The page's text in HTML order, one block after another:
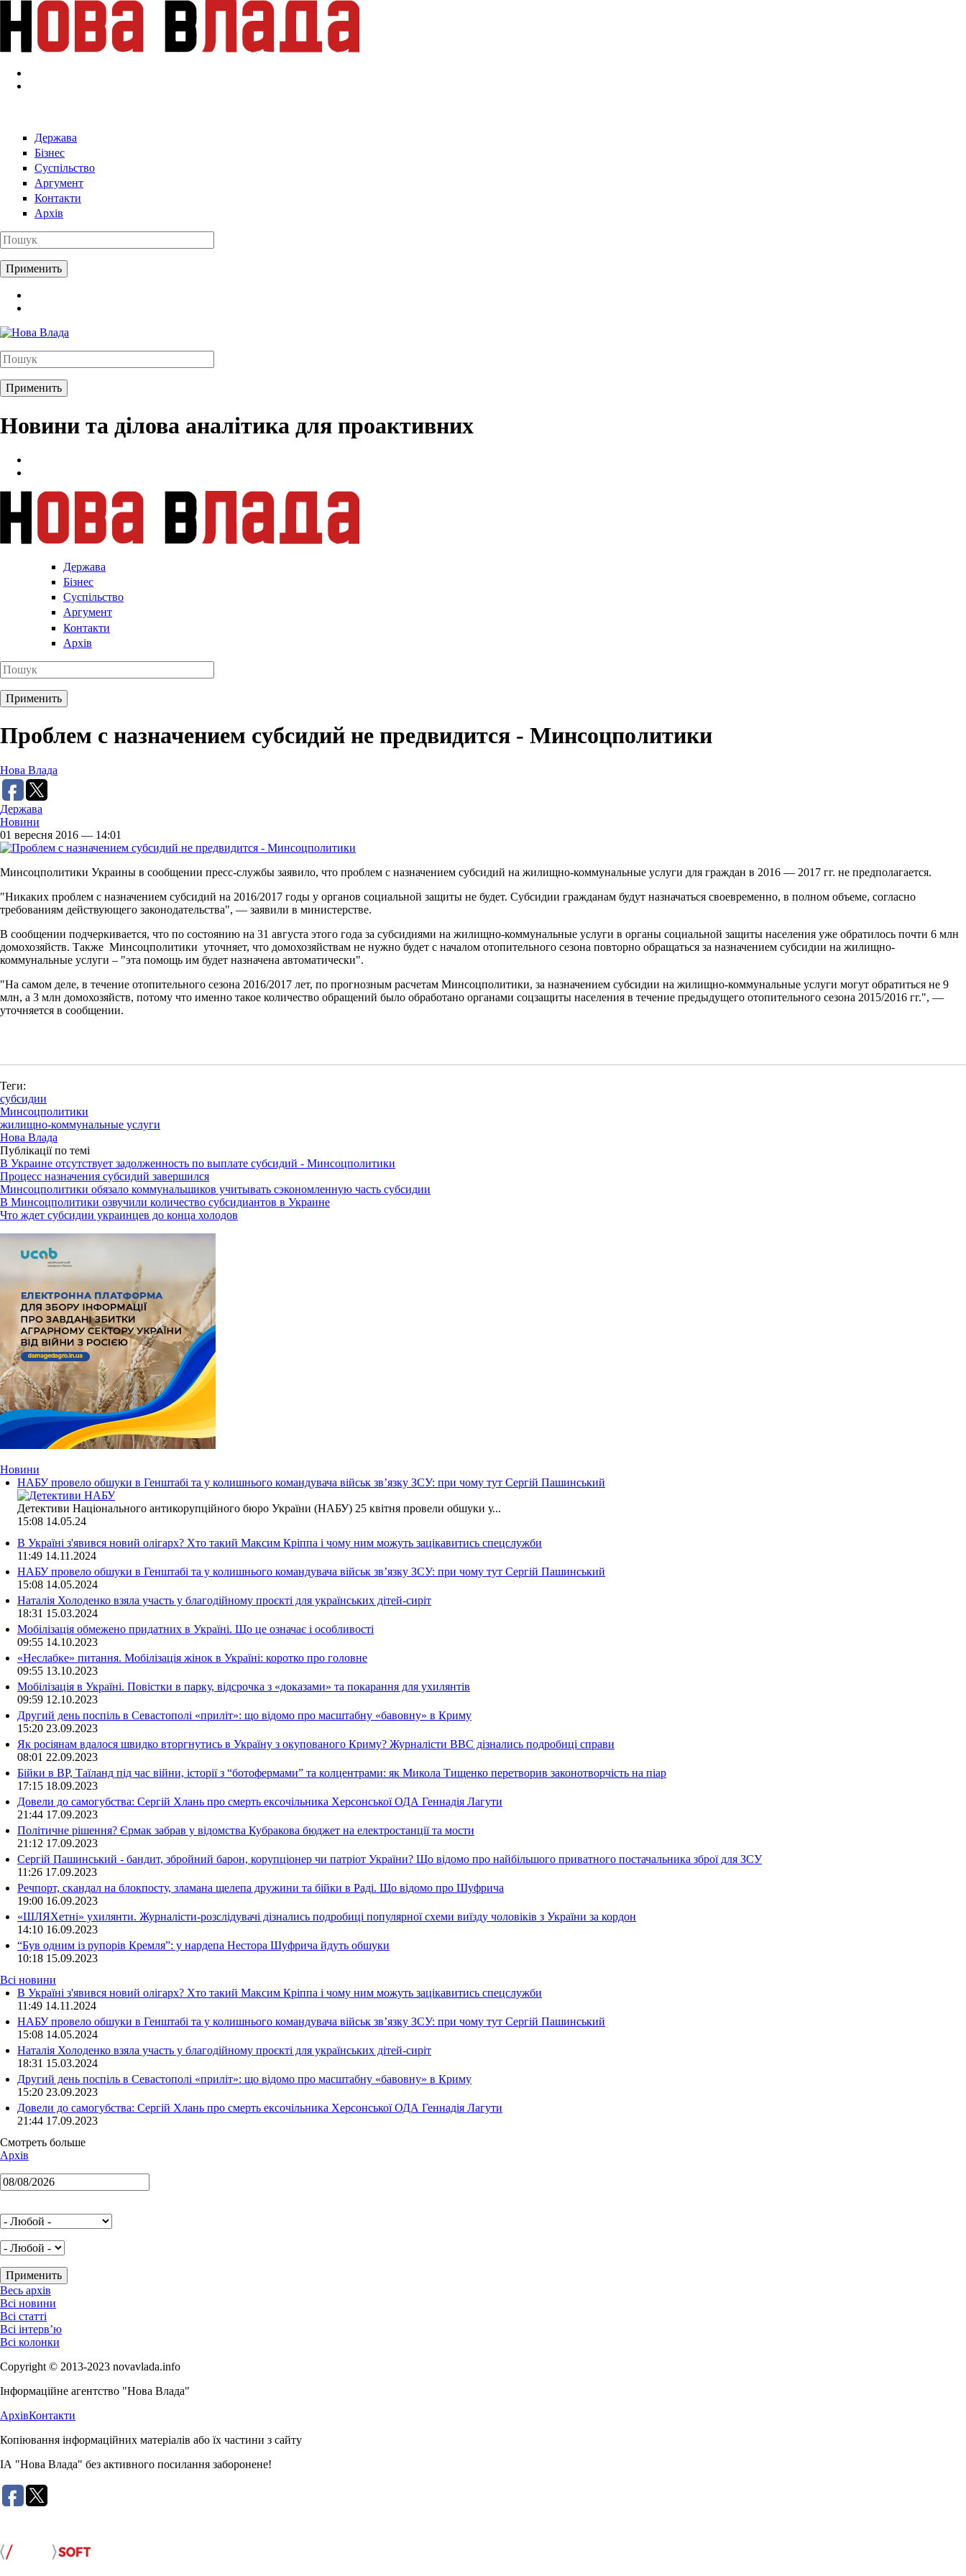
Перейти к основному содержанию
Держава
Бізнес
Суспільство
Аргумент
Контакти
Архів
Новини та ділова аналітика для проактивних
Держава
Бізнес
Суспільство
Аргумент
Контакти
Архів
Проблем с назначением субсидий не предвидится - Минсоцполитики
Нова Влада
Держава
Новини
01 вересня 2016 — 14:01
Минсоцполитики Украины в сообщении пресс-службы заявило, что проблем с назначением субсидий на жилищно-коммунальные услуги для граждан в 2016 — 2017 гг. не предполагается.
"Никаких проблем с назначением субсидий на 2016/2017 годы у органов социальной защиты не будет. Субсидии гражданам будут назначаться своевременно, в полном объеме, согласно
требованиям действующего законодательства", — заявили в министерстве.
В сообщении подчеркивается, что по состоянию на 31 августа этого года за субсидиями на жилищно-коммунальные услуги в органы социальной защиты населения уже обратилось почти 6 млн
домохозяйств. Также Минсоцполитики уточняет, что домохозяйствам не нужно будет с началом отопительного сезона повторно обращаться за назначением субсидии на жилищно-
коммунальные услуги – "эта помощь им будет назначена автоматически".
"На самом деле, в течение отопительного сезона 2016/2017 лет, по прогнозным расчетам Минсоцполитики, за назначением субсидии на жилищно-коммунальные услуги могут обратиться не 9
млн, а 3 млн домохозяйств, потому что именно такое количество обращений было обработано органами соцзащиты населения в течение предыдущего отопительного сезона 2015/2016 гг.", —
уточняется в сообщении.
Теги:
субсидии
Минсоцполитики
жилищно-коммунальные услуги
Нова Влада
Публікації по темі
В Украине отсутствует задолженность по выплате субсидий - Минсоцполитики
Процесс назначения субсидий завершился
Минсоцполитики обязало коммунальщиков учитывать сэкономленную часть субсидии
В Минсоцполитики озвучили количество субсидиантов в Украине
Что ждет субсидии украинцев до конца холодов
Новини
НАБУ провело обшуки в Генштабі та у колишнього командувача військ зв’язку ЗСУ: при чому тут Сергій Пашинський
Детективи Національного антикорупційного бюро України (НАБУ) 25 квітня провели обшуки у...
15:08 14.05.24
В Україні з'явився новий олігарх? Хто такий Максим Кріппа і чому ним можуть зацікавитись спецслужби
11:49 14.11.2024
НАБУ провело обшуки в Генштабі та у колишнього командувача військ зв’язку ЗСУ: при чому тут Сергій Пашинський
15:08 14.05.2024
Наталія Холоденко взяла участь у благодійному проєкті для українських дітей-сиріт
18:31 15.03.2024
Мобілізація обмежено придатних в Україні. Що це означає і особливості
09:55 14.10.2023
«Неслабке» питання. Мобілізація жінок в Україні: коротко про головне
09:55 13.10.2023
Мобілізація в Україні. Повістки в парку, відсрочка з «доказами» та покарання для ухилянтів
09:59 12.10.2023
Другий день поспіль в Севастополі «приліт»: що відомо про масштабну «бавовну» в Криму
15:20 23.09.2023
Як росіянам вдалося швидко вторгнутись в Україну з окупованого Криму? Журналісти ВВС дізнались подробиці справи
08:01 22.09.2023
Бійки в ВР, Таїланд під час війни, історії з “ботофермами” та колцентрами: як Микола Тищенко перетворив законотворчість на піар
17:15 18.09.2023
Довели до самогубства: Сергій Хлань про смерть ексочільника Херсонської ОДА Геннадія Лагути
21:44 17.09.2023
Політичне рішення? Єрмак забрав у відомства Кубракова бюджет на електростанції та мости
21:12 17.09.2023
Сергій Пашинський - бандит, збройний барон, корупціонер чи патріот України? Що відомо про найбільшого приватного постачальника зброї для ЗСУ
11:26 17.09.2023
Речпорт, скандал на блокпосту, зламана щелепа дружини та бійки в Раді. Що відомо про Шуфрича
19:00 16.09.2023
«ШЛЯХетні» ухилянти. Журналісти-розслідувачі дізнались подробиці популярної схеми виїзду чоловіків з України за кордон
14:10 16.09.2023
“Був одним із рупорів Кремля”: у нардепа Нестора Шуфрича йдуть обшуки
10:18 15.09.2023
Всі новини
В Україні з'явився новий олігарх? Хто такий Максим Кріппа і чому ним можуть зацікавитись спецслужби
11:49 14.11.2024
НАБУ провело обшуки в Генштабі та у колишнього командувача військ зв’язку ЗСУ: при чому тут Сергій Пашинський
15:08 14.05.2024
Наталія Холоденко взяла участь у благодійному проєкті для українських дітей-сиріт
18:31 15.03.2024
Другий день поспіль в Севастополі «приліт»: що відомо про масштабну «бавовну» в Криму
15:20 23.09.2023
Довели до самогубства: Сергій Хлань про смерть ексочільника Херсонської ОДА Геннадія Лагути
21:44 17.09.2023
Смотреть больше
Архів
Весь архів
Всі новини
Всі статті
Всі інтерв’ю
Всі колонки
Copyright © 2013-2023 novavlada.info
Інформаційне агентство "Нова Влада"
АрхівКонтакти
Копіювання інформаційних матеріалів або їх частини з сайту
ІА "Нова Влада" без активного посилання заборонене!